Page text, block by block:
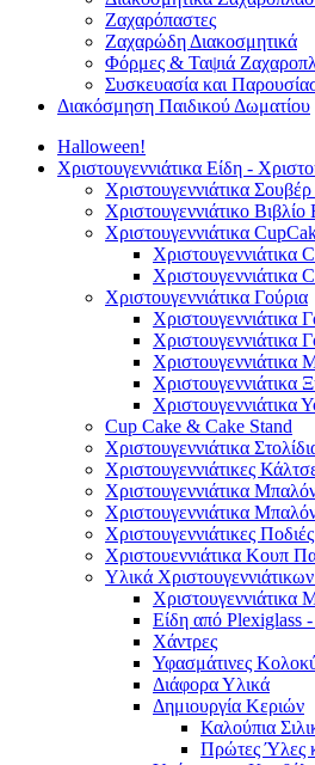
Ζαχαρόπαστες
Ζαχαρώδη Διακοσμητικά
Φόρμες & Ταψιά
Συσκευασία και
Διακόσμηση Παιδικού Δωματίου
Halloween!
Χριστουγεννιάτικα Είδη -
Χριστουγεννιάτικα
Χριστουγεννιάτικο
Χριστουγεννιάτικα
Χριστουγεννιάτικα
Χριστουγεννιάτικα
Χριστουγεννιάτικα Γούρια
Χριστουγεννιάτικα
Χριστουγεννιάτικα
Χριστουγεννιάτικα
Χριστουγεννιάτικα
Χριστουγεννιάτικα
Cup Cake & Cake Stand
Χριστουγεννιάτικα
Χριστουγεννιάτικες
Χριστουγεννιάτικα
Χριστουγεννιάτικα
Χριστουγεννιάτικες
Χριστουεννιάτικα Κουπ
Υλικά
Χριστουγεννιάτικα
Είδη από Plexiglass
Χάντρες
Υφασμάτινες
Διάφορα Υλικά
Δημιουργία Κεριών
Καλούπια
Πρώτες Ύλες